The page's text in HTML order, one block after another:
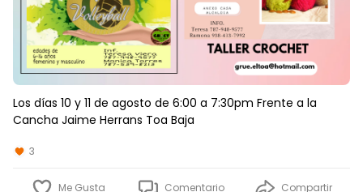
Los días 10 y 11 de agosto de 6:00 a 7:30pm Frente a la
Cancha Jaime Herrans Toa Baja
3
Me Gusta Comentario Compartir